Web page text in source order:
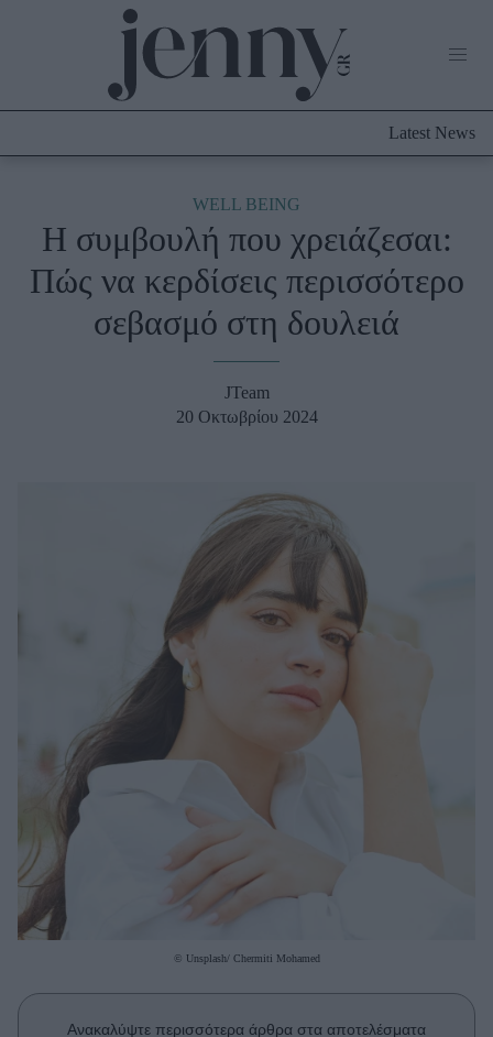
Culture
Fashion
Shopping
Styling Tips
Woman Power
Parenting
Working Girl
Real Women
Πρόσωπα
Celebrities
Συνεντεύξεις
Latest News
WELL BEING
Η συμβουλή που χρειάζεσαι:
Πώς να κερδίσεις περισσότερο
σεβασμό στη δουλειά
JTeam
20 Οκτωβρίου 2024
© Unsplash/ Chermiti Mohamed
Ανακαλύψτε περισσότερα άρθρα στα αποτελέσματα